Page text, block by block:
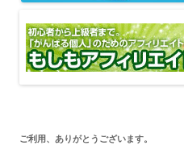
ご利用、ありがとうございます。